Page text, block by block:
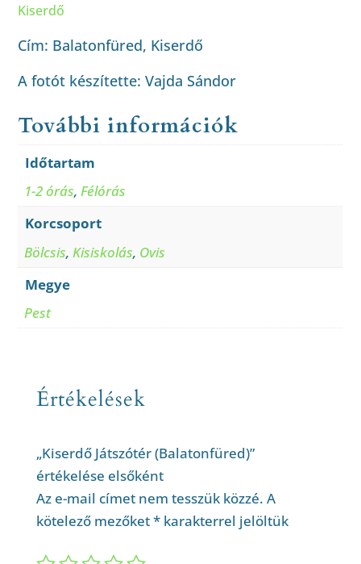
Kiserdő
Cím: Balatonfüred, Kiserdő
A fotót készítette: Vajda Sándor
További információk
Időtartam
1-2 órás,Félórás
Korcsoport
Bölcsis, Kisiskolás, Ovis
Megye
Pest
Értékelések
„Kiserdő Játszótér (Balatonfüred)”
értékelése elsőként
Az e-mail címet nem tesszük közzé. A
kötelező mezőket*karakterrel jelöltük